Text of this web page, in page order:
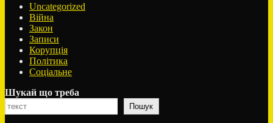
Uncategorized
Війна
Закон
Записи
Корупція
Політика
Соціальне
Шукай що треба
Пошук